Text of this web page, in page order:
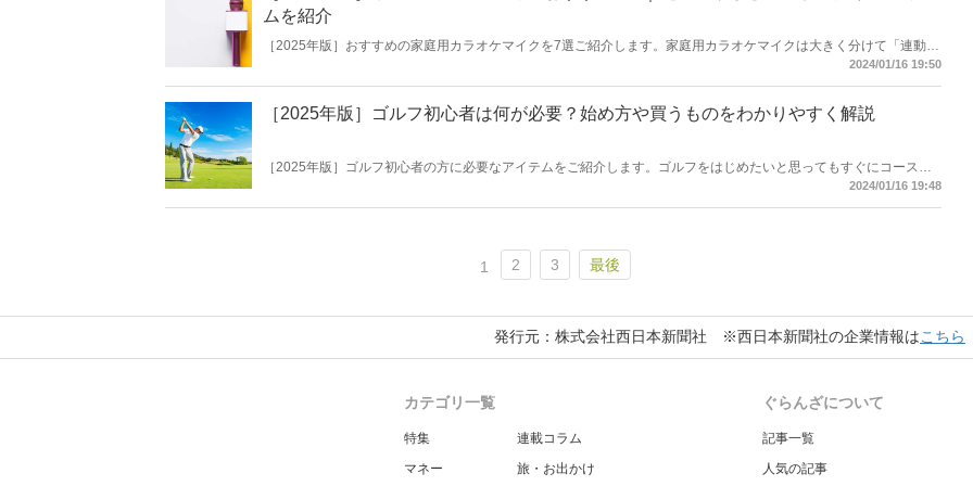
ムを紹介
［2025年版］おすすめの家庭用カラオケマイクを7選ご紹介します。家庭用カラオケマイクは大きく分けて「連動タ
イプ」「内蔵タイプ」「カートリッジタイプ」の3つの種類が存在。それぞれの特徴を知っておくとぴったりの商品
2024/01/16 19:50
［2025年版］ゴルフ初心者は何が必要？始め方や買うものをわかりやすく解説
［2025年版］ゴルフ初心者の方に必要なアイテムをご紹介します。ゴルフをはじめたいと思ってもすぐにコースデ
ビューはしないのが一般的。体験や練習を通してスキルを身につけていきます。本記事では、コースを周る際に必要
2024/01/16 19:48
1 2 3 最後
発行元：株式会社西日本新聞社 ※西日本新聞社の企業情報はこちら
カテゴリ一覧
特集
マネー
連載コラム
旅・お出かけ
ぐらんざについて
記事一覧
人気の記事